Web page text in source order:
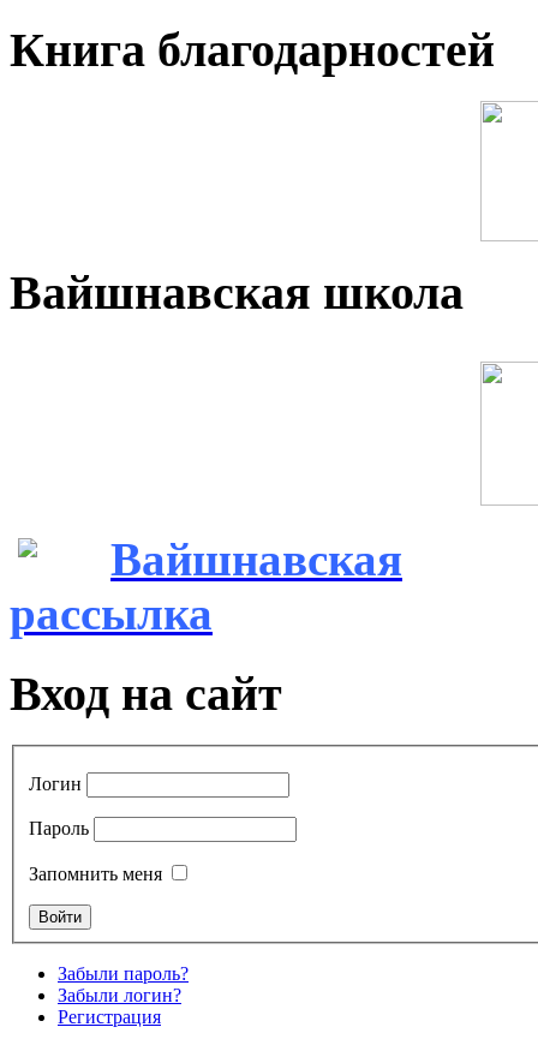
Книга благодарностей
Вайшнавская школа
Вайшнавская
рассылка
Вход на сайт
Логин
Пароль
Запомнить меня
Забыли пароль?
Забыли логин?
Регистрация